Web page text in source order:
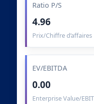
Ratio P/S
4.96
Prix/Chiffre d’affaires
EV/EBITDA
0.00
Enterprise Value/